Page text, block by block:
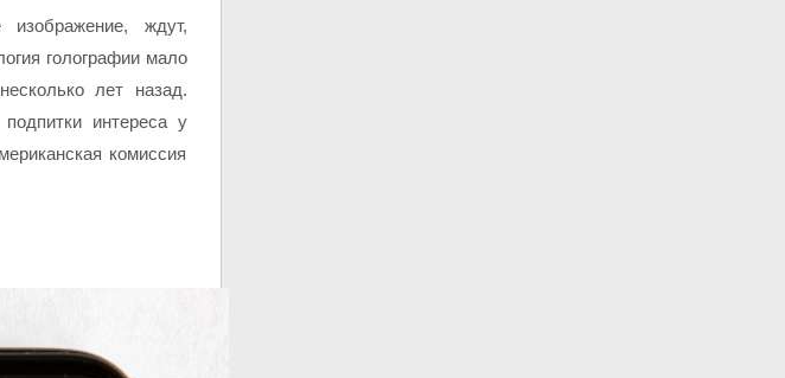
ждут,
голографии мало
лет назад.
интереса у
комиссия